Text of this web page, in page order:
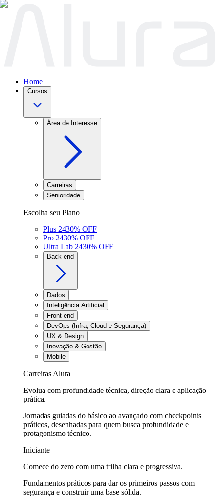
Home
Cursos
Área de Interesse
Carreiras
Senioridade
Escolha seu Plano
Plus 2430% OFF
Pro 2430% OFF
Ultra Lab 2430% OFF
Back-end
Dados
Inteligência Artificial
Front-end
DevOps (Infra, Cloud e Segurança)
UX & Design
Inovação & Gestão
Mobile
Carreiras Alura
Evolua com profundidade técnica, direção clara e aplicação
prática.
Jornadas guiadas do básico ao avançado com checkpoints
práticos, desenhadas para quem busca profundidade e
protagonismo técnico.
Iniciante
Comece do zero com uma trilha clara e progressiva.
Fundamentos práticos para dar os primeiros passos com
segurança e construir uma base sólida.